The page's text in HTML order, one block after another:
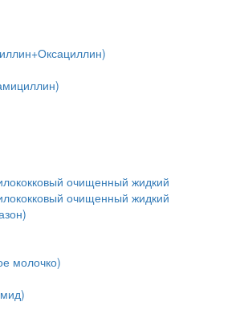
очищенный жидкий
очищенный жидкий
молочко)